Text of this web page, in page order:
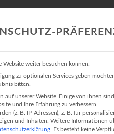
KONTAKT KROHA
weiter besuchen können.
zu optionalen Services geben möchten,
bitten.
auf unserer Website. Einige von ihnen sind
und Ihre Erfahrung zu verbessern.
(z. B. IP-Adressen), z. B. für
und Inhalten. Weitere Informationen
Es besteht keine